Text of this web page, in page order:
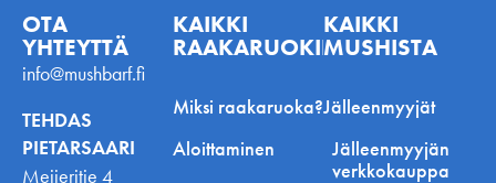
OTA
YHTEYTTÄ
info@mushbarf.fi
TEHDAS
PIETARSAARI
Meijeritie 4
KAIKKI
RAAKARUOKINNASTA
Miksi raakaruoka?
Aloittaminen
KAIKKI
MUSHISTA
Jälleenmyyjät
Jälleenmyyjän
verkkokauppa